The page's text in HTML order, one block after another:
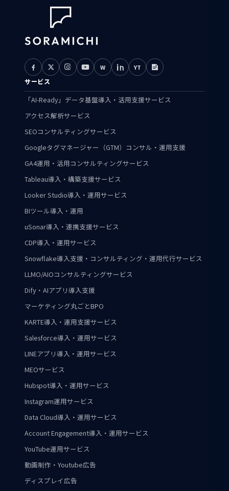
W YT
サービス
「AI-Ready」データ基盤導入・活用支援サービス
アクセス解析サービス
SEOコンサルティングサービス
Googleタグマネージャー（GTM）コンサル・運用支援
GA4運用・活用コンサルティングサービス
Tableau導入・構築支援サービス
Looker Studio導入・運用サービス
BIツール導入・運用
uSonar導入・連携支援サービス
CDP導入・運用サービス
Snowflake導入支援・コンサルティング・運用代行サービス
LLMO/AIOコンサルティングサービス
Dify・AIアプリ導入支援
マーケティング丸ごとBPO
KARTE導入・運用支援サービス
Salesforce導入・運用サービス
LINEアプリ導入・運用サービス
MEOサービス
Hubspot導入・運用サービス
Instagram運用サービス
Data Cloud導入・運用サービス
Account Engagement導入・運用サービス
YouTube運用サービス
動画制作・Youtube広告
ディスプレイ広告